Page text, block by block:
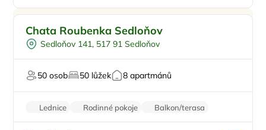
Venkovní bazén
Vířivka
Na horách
Chata Roubenka Sedloňov
Sedloňov 141, 517 91 Sedloňov
50 osob 50 lůžek 8 apartmánů
Lednice Rodinné pokoje
Balkon/terasa
Zvířata povolena
Parkování zdarma